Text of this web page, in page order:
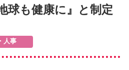
球も健康に』と制定
人事